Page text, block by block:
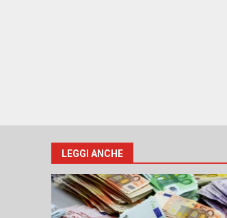
LEGGI ANCHE